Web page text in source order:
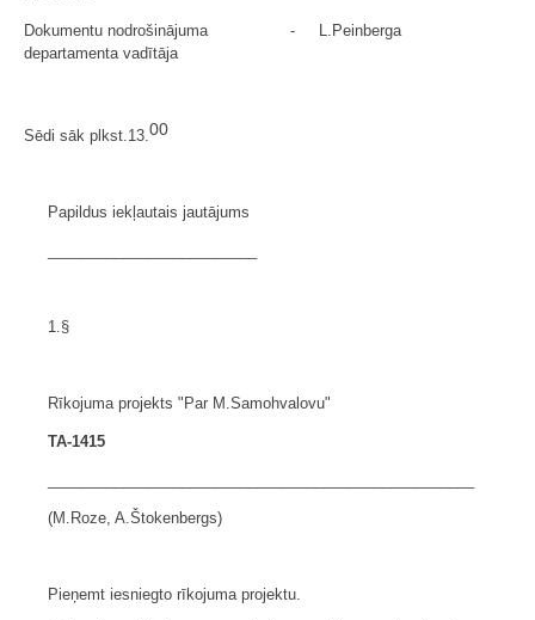
Dokumentu nodrošinājuma
departamenta vadītāja
Sēdi sāk plkst.13.00
- L.Peinberga
Papildus iekļautais jautājums
1.§
Rīkojuma projekts "Par M.Samohvalovu"
TA-1415
(M.Roze, A.Štokenbergs)
Pieņemt iesniegto rīkojuma projektu.